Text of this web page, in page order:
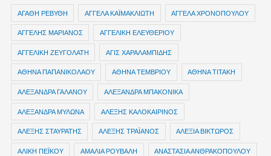
ΑΓΑΘΗ ΡΕΒΥΘΗ ΑΓΓΕΛΑ ΚΑΪΜΑΚΛΙΩΤΗ ΑΓΓΕΛΑ ΧΡΟΝΟΠΟΥΛΟΥ
ΑΓΓΕΛΗΣ ΜΑΡΙΑΝΟΣ ΑΓΓΕΛΙΚΗ ΕΛΕΥΘΕΡΙΟΥ
ΑΓΓΕΛΙΚΗ ΖΕΥΓΟΛΑΤΗ ΑΓΙΣ ΧΑΡΑΛΑΜΠΙΔΗΣ
ΑΘΗΝΑ ΠΑΠΑΝΙΚΟΛΑΟΥ ΑΘΗΝΑ ΤΕΜΒΡΙΟΥ ΑΘΗΝΑ ΤΙΤΑΚΗ
ΑΛΕΞΑΝΔΡΑ ΓΑΛΑΝΟΥ ΑΛΕΞΑΝΔΡΑ ΜΠΑΚΟΝΙΚΑ
ΑΛΕΞΑΝΔΡΑ ΜΥΛΩΝΑ ΑΛΕΞΗΣ ΚΑΛΟΚΑΙΡΙΝΟΣ
ΑΛΕΞΗΣ ΣΤΑΥΡΑΤΗΣ ΑΛΕΞΗΣ ΤΡΑΪΑΝΟΣ ΑΛΕΞΙΑ ΒΙΚΤΩΡΟΣ
ΑΛΙΚΗ ΠΕΪΚΟΥ ΑΜΑΛΙΑ ΡΟΥΒΑΛΗ ΑΝΑΣΤΑΣΙΑ ΑΝΘΡΑΚΟΠΟΥΛΟΥ